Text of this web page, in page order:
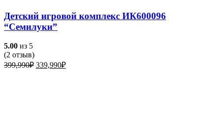
Детский игровой комплекс ИК600096
“Семилуки”
5.00 из 5
(2 отзыв)
399,990₽ Первоначальная
339,990₽Текущая